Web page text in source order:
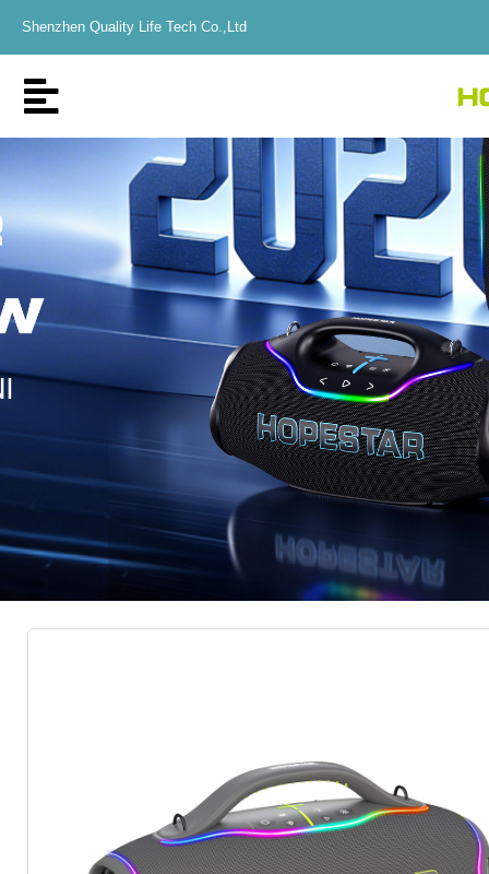
Shenzhen Quality Life Tech Co.,Ltd